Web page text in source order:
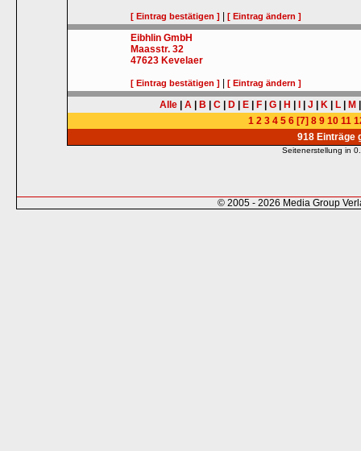
[ Eintrag bestätigen ] |[ Eintrag ändern ]
Eibhlin GmbH
Maasstr. 32
47623 Kevelaer
[ Eintrag bestätigen ] |[ Eintrag ändern ]
Alle A B C D E F G H J K L M
1 2 3 4 5 6 [7] 8 9 10 11
918 Einträge
Seitenerstellung in
© 2005 - 2026 Media Group